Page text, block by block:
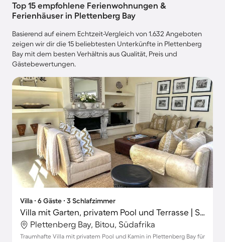
Top 15 empfohlene Ferienwohnungen &
Ferienhäuser in Plettenberg Bay
Basierend auf einem Echtzeit-Vergleich von 1.632 Angeboten
zeigen wir dir die 15 beliebtesten Unterkünfte in Plettenberg
Bay mit dem besten Verhältnis aus Qualität, Preis und
Gästebewertungen.
Villa ∙ 6 Gäste ∙ 3 Schlafzimmer
Villa mit Garten, privatem Pool und Terrasse | Strand in der Nähe
Plettenberg Bay, Bitou, Südafrika
Traumhafte Villa mit privatem Pool und Kamin in Plettenberg Bay für